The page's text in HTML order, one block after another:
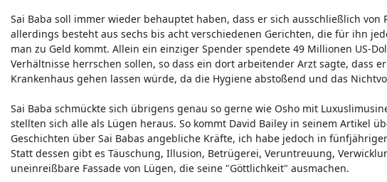
Sai Baba soll immer wieder behauptet haben, dass er sich ausschließlich
allerdings besteht aus sechs bis acht verschiedenen Gerichten, die für ihn
man zu Geld kommt. Allein ein einziger Spender spendete 49 Millionen US-
Verhältnisse herrschen sollen, so dass ein dort arbeitender Arzt sagte, dass
Krankenhaus gehen lassen würde, da die Hygiene abstoßend und das
Sai Baba schmückte sich übrigens genau so gerne wie Osho mit
stellten sich alle als Lügen heraus. So kommt David Bailey in seinem Artikel
Geschichten über Sai Babas angebliche Kräfte, ich habe jedoch in
Statt dessen gibt es Täuschung, Illusion, Betrügerei, Veruntreuung,
uneinreißbare Fassade von Lügen, die seine "Göttlichkeit" ausmachen.